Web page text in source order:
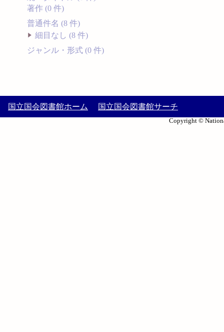
著作 (0 件)
普通件名 (8 件)
細目なし (8 件)
ジャンル・形式 (0 件)
国立国会図書館ホーム 国立国会図書館サーチ
Copyright ©